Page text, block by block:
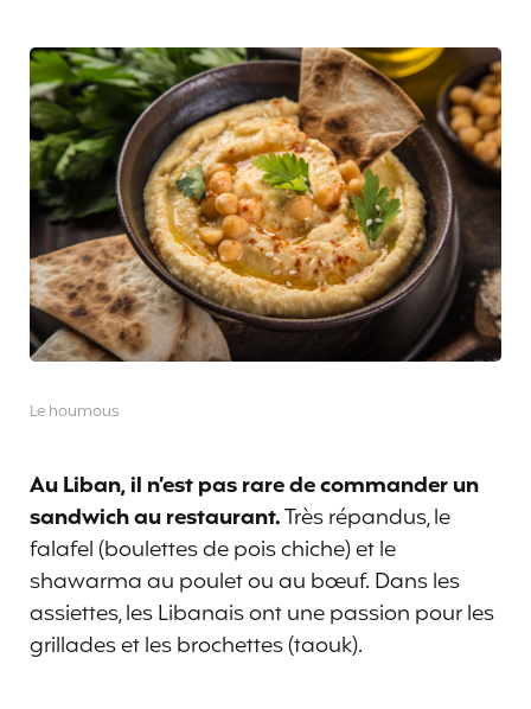
Le houmous
Au Liban, il n’est pas rare de commander un
sandwich au restaurant.Très répandus, le
falafel (boulettes de pois chiche) et le
shawarma au poulet ou au bœuf. Dans les
assiettes, les Libanais ont une passion pour les
grillades et les brochettes (taouk).